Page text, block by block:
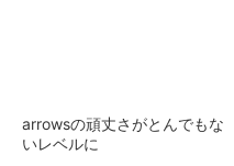
arrowsの頑丈さがとんでもな
いレベルに